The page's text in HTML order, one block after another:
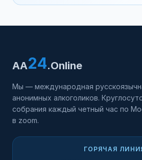
AA24.Online
Мы — международная
анонимных алкоголиков.
собрания каждый четный час по
в zoom.
ГОРЯЧАЯ